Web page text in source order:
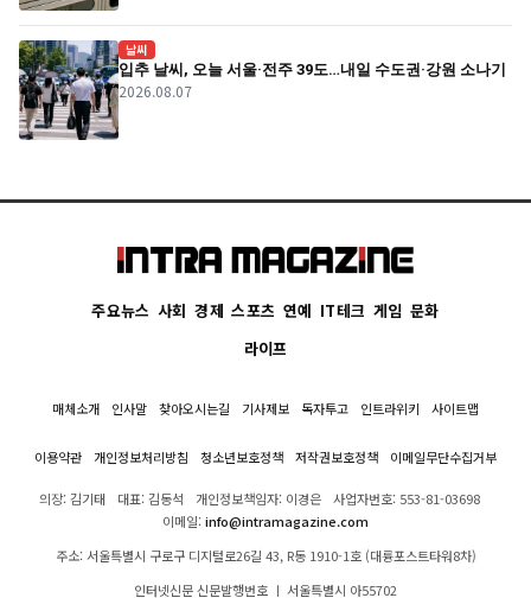
날씨
입추 날씨, 오늘 서울·전주 39도…내일 수도권·강원 소나기
2026.08.07
주요뉴스 사회 경제 스포츠 연예 IT테크 게임 문화
라이프
매체소개 인사말 찾아오시는길 기사제보 독자투고 인트라위키 사이트맵
이용약관 개인정보처리방침 청소년보호정책 저작권보호정책 이메일무단수집거부
의장: 김기태 대표: 김동석 개인정보책임자: 이경은
사업자번호: 553-81-03698
이메일:info@intramagazine.com
주소: 서울특별시 구로구 디지털로26길 43, R동 1910-1호 (대륭포스트타워8차)
인터넷신문 신문발행번호 ㅣ 서울특별시 아55702